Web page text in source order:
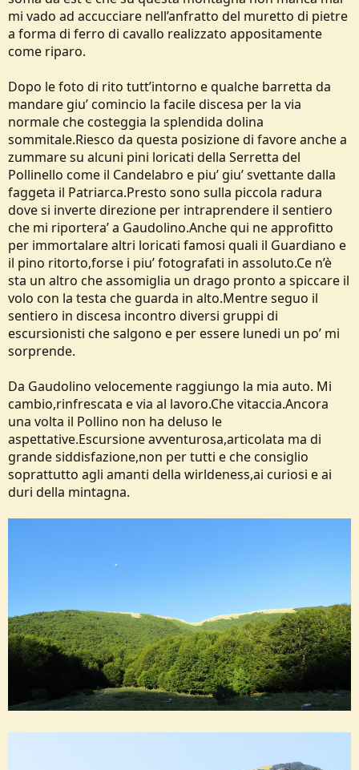
mi vado ad accucciare nell’anfratto del muretto di pietre
a forma di ferro di cavallo realizzato appositamente
come riparo.
Dopo le foto di rito tutt’intorno e qualche barretta da
mandare giu’ comincio la facile discesa per la via
normale che costeggia la splendida dolina
sommitale.Riesco da questa posizione di favore anche a
zummare su alcuni pini loricati della Serretta del
Pollinello come il Candelabro e piu’ giu’ svettante dalla
faggeta il Patriarca.Presto sono sulla piccola radura
dove si inverte direzione per intraprendere il sentiero
che mi riportera’ a Gaudolino.Anche qui ne approfitto
per immortalare altri loricati famosi quali il Guardiano e
il pino ritorto,forse i piu’ fotografati in assoluto.Ce n’è
sta un altro che assomiglia un drago pronto a spiccare il
volo con la testa che guarda in alto.Mentre seguo il
sentiero in discesa incontro diversi gruppi di
escursionisti che salgono e per essere lunedi un po’ mi
sorprende.
Da Gaudolino velocemente raggiungo la mia auto. Mi
cambio,rinfrescata e via al lavoro.Che vitaccia.Ancora
una volta il Pollino non ha deluso le
aspettative.Escursione avventurosa,articolata ma di
grande siddisfazione,non per tutti e che consiglio
soprattutto agli amanti della wirldeness,ai curiosi e ai
duri della mintagna.